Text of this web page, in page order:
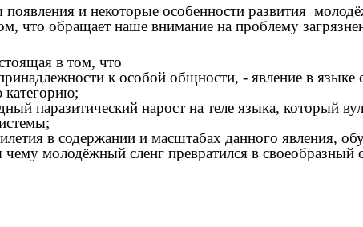
и некоторые особенности развития
что обращает наше внимание на проблему
в том, что
к особой общности, - явление в
категорию;
паразитический нарост на теле языка, который
в содержании и масштабах данного явления,
чему молодёжный сленг превратился в